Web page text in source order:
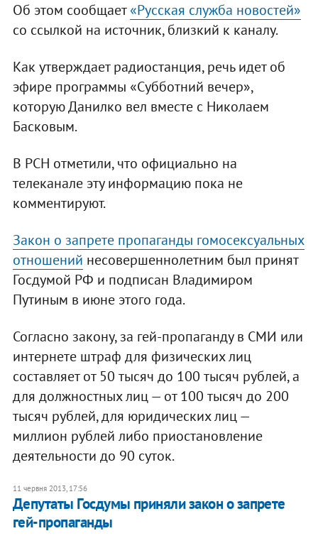
Об этом сообщает«Русская служба новостей»
со ссылкой на источник, близкий к каналу.
Как утверждает радиостанция, речь идет об
эфире программы «Субботний вечер»,
которую Данилко вел вместе с Николаем
Басковым.
В РСН отметили, что официально на
телеканале эту информацию пока не
комментируют.
Закон о запрете пропаганды гомосексуальных
отношений несовершеннолетним был принят
Госдумой РФ и подписан Владимиром
Путиным в июне этого года.
Согласно закону, за гей-пропаганду в СМИ или
интернете штраф для физических лиц
составляет от 50 тысяч до 100 тысяч рублей, а
для должностных лиц — от 100 тысяч до 200
тысяч рублей, для юридических лиц —
миллион рублей либо приостановление
деятельности до 90 суток.
11 червня 2013, 17:56
Депутаты Госдумы приняли закон о запрете
гей-пропаганды